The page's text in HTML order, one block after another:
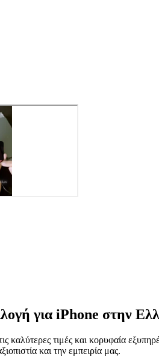
για iPhone στην
καλύτερες τιμές και κορυφαία
και την εμπειρία μας.